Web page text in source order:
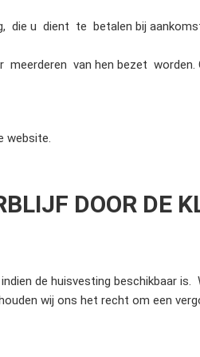
u dient te betalen bij
van hen bezet worden.
website.
DOOR DE
de huisvesting beschikbaar is.
wij ons het recht om een